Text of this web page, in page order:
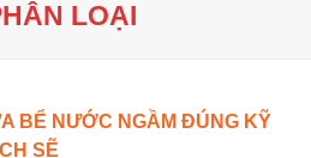
LOẠI
BỂ NƯỚC NGẦM ĐÚNG KỸ
SẼ